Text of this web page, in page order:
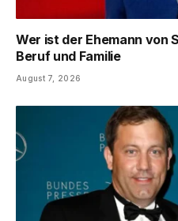
Wer ist der Ehemann von
Beruf und Familie
August 7, 2026